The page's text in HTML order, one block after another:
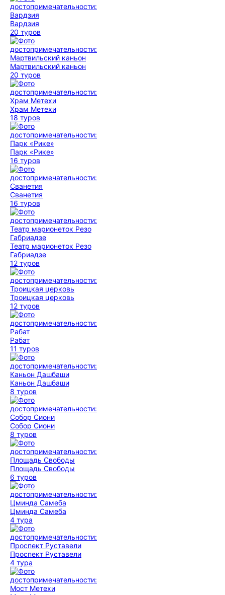
Вардзия
20 туров
Мартвильский каньон
20 туров
Храм Метехи
18 туров
Парк «Рике»
16 туров
Сванетия
16 туров
Театр марионеток Резо
Габриадзе
12 туров
Троицкая церковь
12 туров
Рабат
11 туров
Каньон Дашбаши
8 туров
Собор Сиони
8 туров
Площадь Свободы
6 туров
Цминда Самеба
4 тура
Проспект Руставели
4 тура